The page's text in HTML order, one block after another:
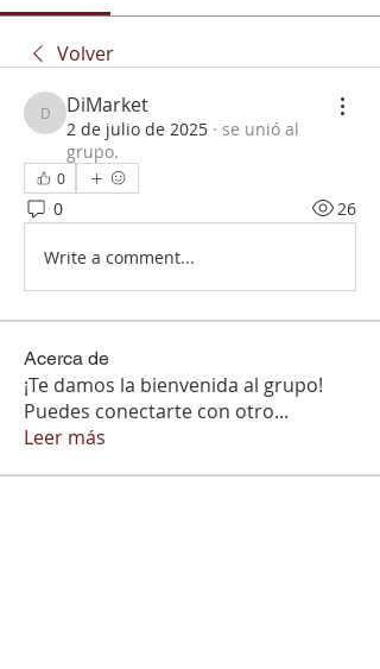
Volver
DiMarket
DiMarket
2 de julio de 2025 · se unió al
grupo.
0
0 26
Write a comment...
Acerca de
¡Te damos la bienvenida al grupo!
Puedes conectarte con otro...
Leer más